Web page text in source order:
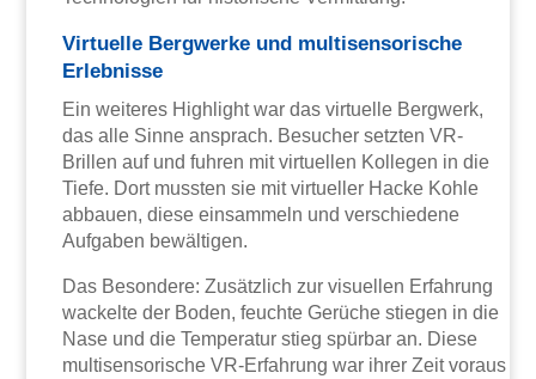
Virtuelle Bergwerke und multisensorische
Erlebnisse
Ein weiteres Highlight war das virtuelle Bergwerk,
das alle Sinne ansprach. Besucher setzten VR-
Brillen auf und fuhren mit virtuellen Kollegen in die
Tiefe. Dort mussten sie mit virtueller Hacke Kohle
abbauen, diese einsammeln und verschiedene
Aufgaben bewältigen.
Das Besondere: Zusätzlich zur visuellen Erfahrung
wackelte der Boden, feuchte Gerüche stiegen in die
Nase und die Temperatur stieg spürbar an. Diese
multisensorische VR-Erfahrung war ihrer Zeit voraus